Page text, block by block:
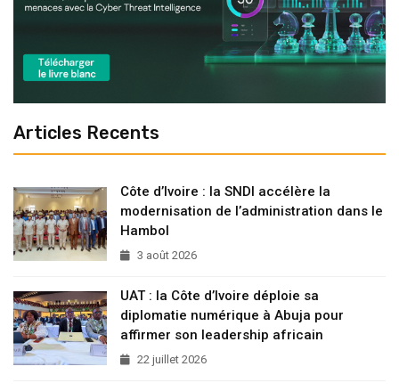
Articles Recents
Côte d’Ivoire : la SNDI accélère la
modernisation de l’administration dans le
Hambol
3 août 2026
UAT : la Côte d’Ivoire déploie sa
diplomatie numérique à Abuja pour
affirmer son leadership africain
22 juillet 2026